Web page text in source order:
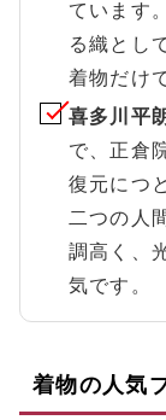
ています
る織とし
着物だけ
喜多川平
で、正倉
復元につ
二つの人
調高く、
気です。
着物の人気